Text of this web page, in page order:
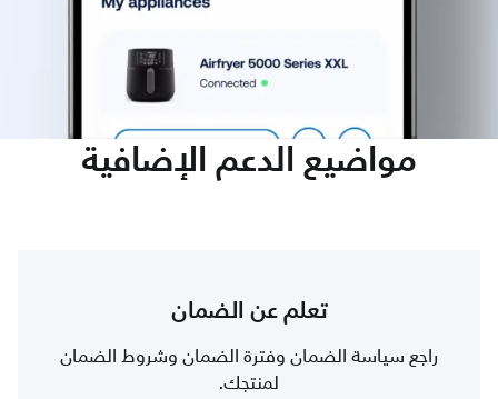
مواضيع الدعم الإضافية
تعلم عن الضمان
راجع سياسة الضمان وفترة الضمان وشروط الضمان
لمنتجك.